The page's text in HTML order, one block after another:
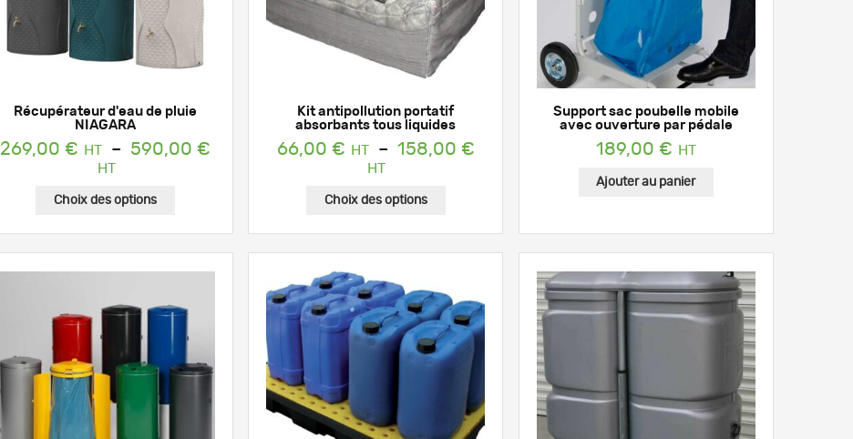
Récupérateur d'eau de pluie
NIAGARA
269,00 € – 590,00 €
Plage
prix :
à
590,00 €
Choix des options
Kit antipollution portatif
absorbants tous liquides
66,00 € – 158,00 €
Plage
prix :
à
158,00 €
Choix des options
Support sac poubelle mobile
avec ouverture par pédale
189,00 €
Ajouter au panier